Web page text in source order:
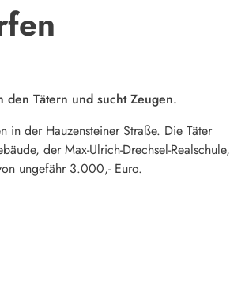
den Tätern und sucht Zeugen.
in der Hauzensteiner Straße. Die Täter
der Max-Ulrich-Drechsel-Realschule,
ungefähr 3.000,- Euro.